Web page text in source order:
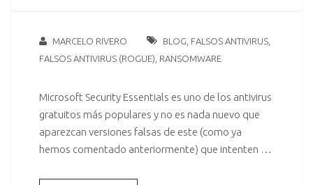
MARCELO RIVERO BLOG FALSOS ANTIVIRUS,
FALSOS ANTIVIRUS (ROGUE) RANSOMWARE
Microsoft Security Essentials es uno de los antivirus
gratuitos más populares y no es nada nuevo que
aparezcan versiones falsas de este (como ya
hemos comentado anteriormente) que intenten …